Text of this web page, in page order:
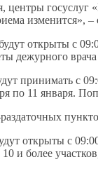
центры
изменится», –
открыты с
дежурного врача
принимать с
по 11 января.
открыты с
и более